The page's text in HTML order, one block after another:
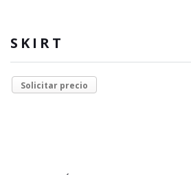
SKIRT
Solicitar precio